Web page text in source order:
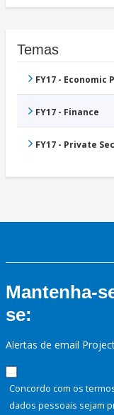
Temas
FY17 - Economic
FY17 - Finance
FY17 - Private
Mantenha-
se:
Alertas de email
Concordo com os
dados pessoais sejam